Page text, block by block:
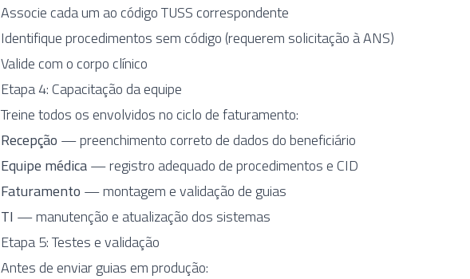
Associe cada um ao código TUSS correspondente
Identifique procedimentos sem código (requerem solicitação à ANS)
Valide com o corpo clínico
Etapa 4: Capacitação da equipe
Treine todos os envolvidos no ciclo de faturamento:
Recepção — preenchimento correto de dados do beneficiário
Equipe médica— registro adequado de procedimentos e CID
Faturamento — montagem e validação de guias
TI — manutenção e atualização dos sistemas
Etapa 5: Testes e validação
Antes de enviar guias em produção: